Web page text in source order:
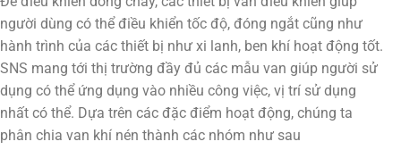
người dùng có thể điều khiển tốc độ, đóng ngắt cũng như
hành trình của các thiết bị như xi lanh, ben khí hoạt động tốt.
SNS mang tới thị trường đầy đủ các mẫu van giúp người sử
dụng có thể ứng dụng vào nhiều công việc, vị trí sử dụng
nhất có thể. Dựa trên các đặc điểm hoạt động, chúng ta
phân chia van khí nén thành các nhóm như sau